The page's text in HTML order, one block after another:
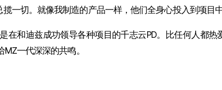
一切。就像我制造的产品一样，他们全身心投入到项目
在和迪兹成功领导各种项目的千志云PD。比任何人都热
一代深深的共鸣。